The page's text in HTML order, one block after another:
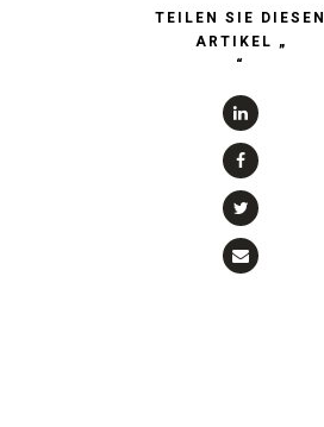
TEILEN SIE DIESEN
ARTIKEL „
“